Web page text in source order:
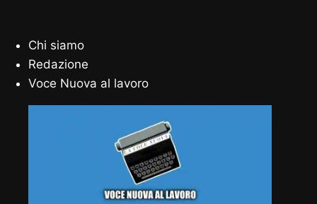
Chi siamo
Redazione
Voce Nuova al lavoro